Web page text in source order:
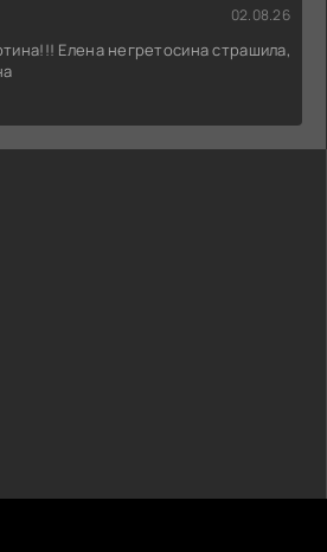
02.08.26
Елена негретосина страшила,